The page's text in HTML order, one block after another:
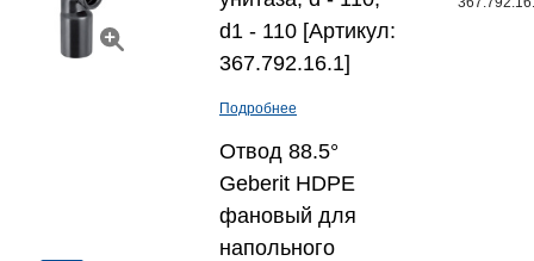
d1 - 110 [Артикул:
367.792.16.1]
Подробнее
Отвод 88.5°
Geberit HDPE
фановый для
напольного